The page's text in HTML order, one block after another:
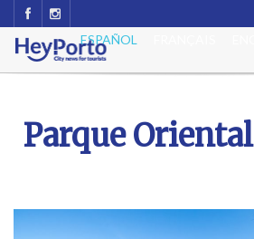
ESPAÑOL
Parque Oriental